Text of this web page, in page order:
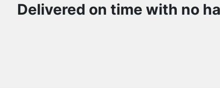
Delivered on time with no